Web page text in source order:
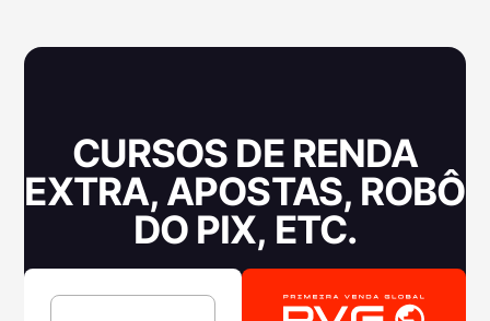
CURSOS DE RENDA
EXTRA, APOSTAS, ROBÔ
DO PIX, ETC.